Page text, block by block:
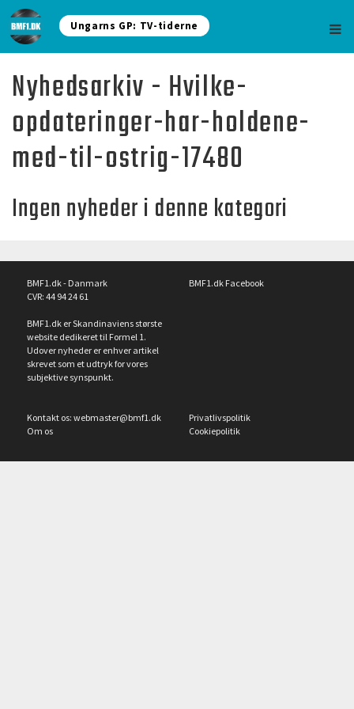
Ungarns GP: TV-tiderne
Nyhedsarkiv - Hvilke-
opdateringer-har-holdene-
med-til-ostrig-17480
Ingen nyheder i denne kategori
BMF1.dk - Danmark
CVR: 44 94 24 61
BMF1.dk er Skandinaviens største
website dedikeret til Formel 1.
Udover nyheder er enhver artikel
skrevet som et udtryk for vores
subjektive synspunkt.
BMF1.dk Facebook
Kontakt os: webmaster@bmf1.dk
Om os
Privatlivspolitik
Cookiepolitik